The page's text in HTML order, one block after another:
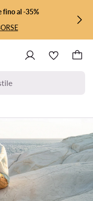
fino al -35%